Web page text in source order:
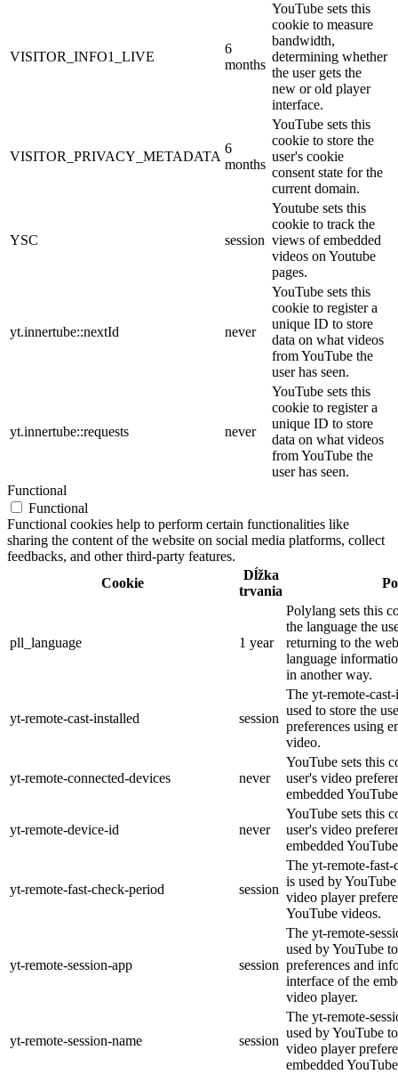
VISITOR_INFO1_LIVE
6
months
YouTube sets this
cookie to measure
bandwidth,
determining whether
the user gets the
new or old player
interface.
VISITOR_PRIVACY_METADATA
6
months
YouTube sets this
cookie to store the
user's cookie
consent state for the
current domain.
YSC session
Youtube sets this
cookie to track the
views of embedded
videos on Youtube
pages.
yt.innertube::nextId never
YouTube sets this
cookie to register a
unique ID to store
data on what videos
from YouTube the
user has seen.
yt.innertube::requests never
YouTube sets this
cookie to register a
unique ID to store
data on what videos
from YouTube the
user has seen.
Functional
Functional
Functional cookies help to perform certain functionalities like
sharing the content of the website on social media platforms, collect
feedbacks, and other third-party features.
Cookie
Dĺžka
trvania
pll_language 1 year
Polylang sets this
the language the
returning to the
language
in another way.
yt-remote-cast-installed session
The yt-remote-
used to store the
preferences using
video.
yt-remote-connected-devices never
YouTube sets this
user's video
embedded
yt-remote-device-id never
YouTube sets this
user's video
embedded
yt-remote-fast-check-period session
The yt-remote-
is used by
video player
YouTube videos.
yt-remote-session-app session
The yt-remote-
used by YouTube
preferences and
interface of the
video player.
yt-remote-session-name session
The yt-remote-
used by YouTube
video player
embedded